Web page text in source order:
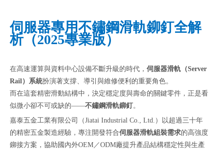
伺服器專用不鏽鋼滑軌鉚釘全解
析（2025專業版）
在高速運算與資料中心設備不斷升級的時代， 伺服器滑軌（Server
Rail）系統扮演著支撐、導引與維修便利的重要角色。
而在這套精密滑動結構中，決定穩定度與壽命的關鍵零件，正是看
似微小卻不可或缺的——不鏽鋼滑軌鉚釘。
嘉泰五金工業有限公司（Jiatai Industrial Co., Ltd.）以超過三十年
的精密五金製造經驗，專注開發符合伺服器滑軌組裝需求的高強度
鉚接方案，協助國內外OEM／ODM廠提升產品結構穩定性與生產